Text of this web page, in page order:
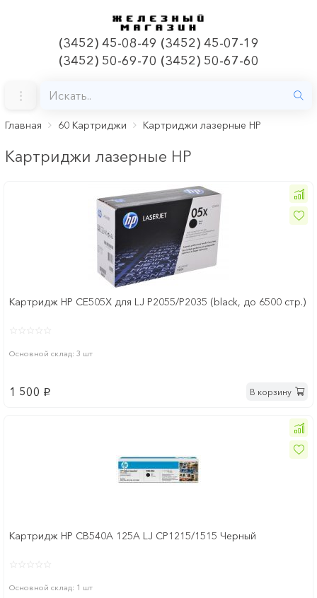
(3452) 45-08-49 (3452) 45-07-19
(3452) 50-69-70 (3452) 50-67-60
Главная 60 Картриджи Картриджи лазерные HP
Картриджи лазерные HP
Картридж HP CE505X для LJ P2055/P2035 (black, до 6500 стр.)
Основной склад: 3 шт
1 500 p В корзину
Картридж HP CB540A 125A LJ CP1215/1515 Черный
Основной склад: 1 шт